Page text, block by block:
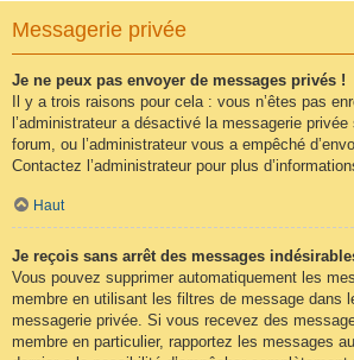
Messagerie privée
Je ne peux pas envoyer de messages privés !
Il y a trois raisons pour cela : vous n’êtes pas
l’administrateur a désactivé la messagerie privée
forum, ou l’administrateur vous a empêché
Contactez l’administrateur pour plus
Haut
Je reçois sans arrêt des messages
Vous pouvez supprimer automatiquement les
membre en utilisant les filtres de message dans
messagerie privée. Si vous recevez des
membre en particulier, rapportez les messages